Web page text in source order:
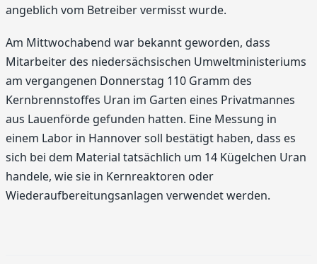
angeblich vom Betreiber vermisst wurde.
Am Mittwochabend war bekannt geworden, dass
Mitarbeiter des niedersächsischen Umweltministeriums
am vergangenen Donnerstag 110 Gramm des
Kernbrennstoffes Uran im Garten eines Privatmannes
aus Lauenförde gefunden hatten. Eine Messung in
einem Labor in Hannover soll bestätigt haben, dass es
sich bei dem Material tatsächlich um 14 Kügelchen Uran
handele, wie sie in Kernreaktoren oder
Wiederaufbereitungsanlagen verwendet werden.